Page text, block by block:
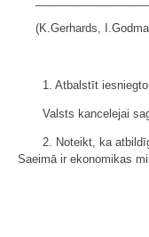
(K.Gerhards,
1. Atbalstīt
Valsts kancelejai
2. Noteikt, ka
Saeimā ir ekonomikas